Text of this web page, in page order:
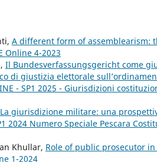
A different form of assemblearism:
Online 4-2023
Il Bundesverfassungsgericht come
di giustizia elettorale
- SP1 2025 - Giurisdizioni
La giurisdizione militare: una
2024 Numero Speciale Pescara
Khullar, Role of public prosecutor
1-2024